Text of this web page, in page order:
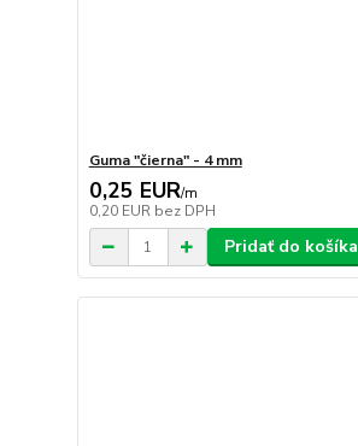
Guma "čierna" - 4 mm
0,25 EUR/m
0,20 EUR bez DPH
Pridať do košíka